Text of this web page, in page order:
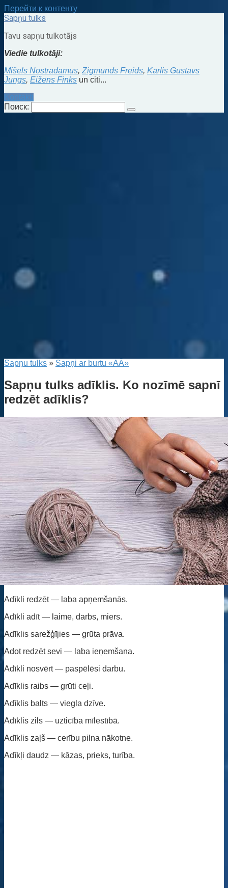
Перейти к контенту
Sapņu tulks
Tavu sapņu tulkotājs
Viedie tulkotāji:
Mišels Nostradamus, Zigmunds Freids, Kārlis Gustavs
Jungs, Eižens Finks un citi...
Kontakti
Поиск:
Sapņu tulks » Sapņi ar burtu «AĀ»
Sapņu tulks adīklis. Ko nozīmē sapnī
redzēt adīklis?
Adīkli redzēt — laba apņemšanās.
Adīkli adīt — laime, darbs, miers.
Adīklis sarežģījies — grūta prāva.
Adot redzēt sevi — laba ieņemšana.
Adīkli nosvērt — paspēlēsi darbu.
Adīklis raibs — grūti ceļi.
Adīklis balts — viegla dzīve.
Adīklis zils — uzticība mīlestībā.
Adīklis zaļš — cerību pilna nākotne.
Adīkļi daudz — kāzas, prieks, turība.